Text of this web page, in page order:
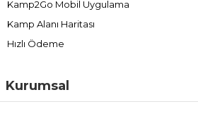
Kamp2Go Mobil Uygulama
Kamp Alanı Haritası
Hızlı Ödeme
Kurumsal